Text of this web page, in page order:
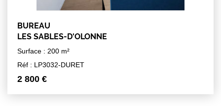
BUREAU
LES SABLES-D'OLONNE
Surface : 200 m²
Réf : LP3032-DURET
2 800 €